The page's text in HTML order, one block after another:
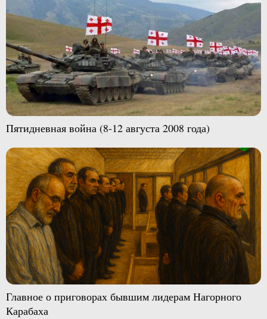
Пятидневная война (8-12 августа 2008 года)
Главное о приговорах бывшим лидерам Нагорного
Карабаха